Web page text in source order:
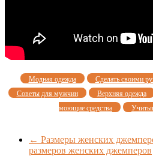
Модная одежда Сделать своими
Советы для мужчин
Верхняя одежда
моющие средства
← Размеры женских
размеров женских джемперов